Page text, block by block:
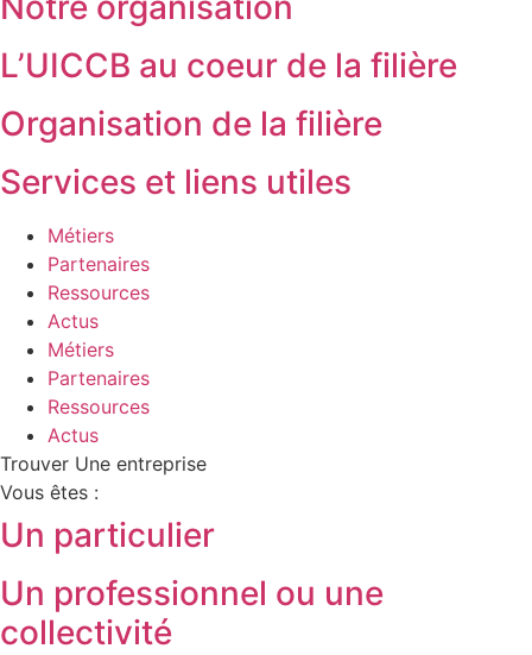
L’UICCB au coeur de la filière
Organisation de la filière
Services et liens utiles
Métiers
Partenaires
Ressources
Actus
Métiers
Partenaires
Ressources
Actus
Trouver Une entreprise
Vous êtes :
Un particulier
Un professionnel ou une
collectivité